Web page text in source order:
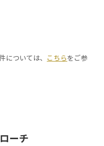
ついては、 こちらをご参
ーチ